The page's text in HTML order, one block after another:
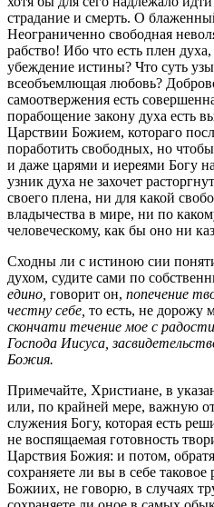
страдание и смерть. О
Неограниченно свободная
рабство! Ибо что есть плен
убеждение истины? Что суть
всеобъемлющая любовь?
самоотвержения есть
порабощение закону духа есть
Царствии Божием, котораго
поработить свободных, но
и даже царями и иереями Богу
узник духа не захочет
своего плена, ни для какой
владычества в мире, ни по
человеческому, как бы оно ни
Сходны ли с истиною сии
духом, судите сами по
едино, говорит он, попечение
честну себе, то есть, не
скончати течение мое с
Господа Иисуса,
Божия.
Примечайте, Христиане, в
или, по крайней мере, важную
служения Богу, которая есть
не воспящаемая готовность
Царствия Божия: и потом,
сохраняете ли вы в себе
Божиих, не говорю, в случаях